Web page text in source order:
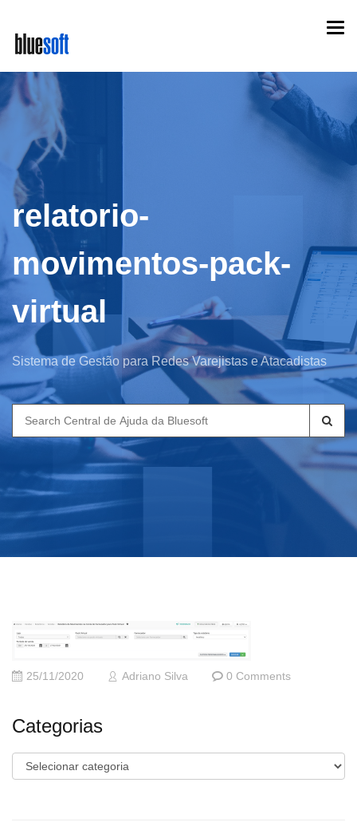
main
content
relatorio-
movimentos-pack-
virtual
Sistema de Gestão para Redes Varejistas e Atacadistas
Search
for:
25/11/2020 Adriano Silva 0 Comments
Categorias
Categorias